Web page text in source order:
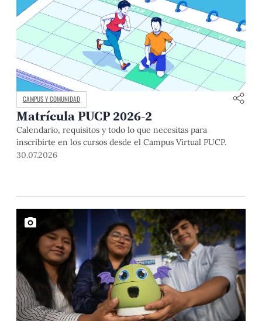
CAMPUS Y COMUNIDAD
Matrícula PUCP 2026-2
Calendario, requisitos y todo lo que necesitas para
inscribirte en los cursos desde el Campus Virtual PUCP.
30.07.2026